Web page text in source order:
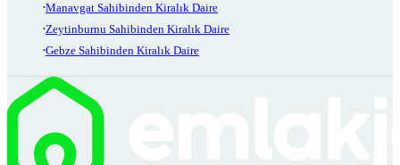
Manavgat Sahibinden Kiralık Daire
Zeytinburnu Sahibinden Kiralık Daire
Gebze Sahibinden Kiralık Daire